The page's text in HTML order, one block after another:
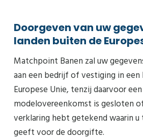
Doorgeven van uw
landen buiten de
Matchpoint Banen zal uw
aan een bedrijf of vestiging in een
Europese Unie, tenzij daarvoor een
modelovereenkomst is gesloten
verklaring hebt getekend waarin
geeft voor de doorgifte.